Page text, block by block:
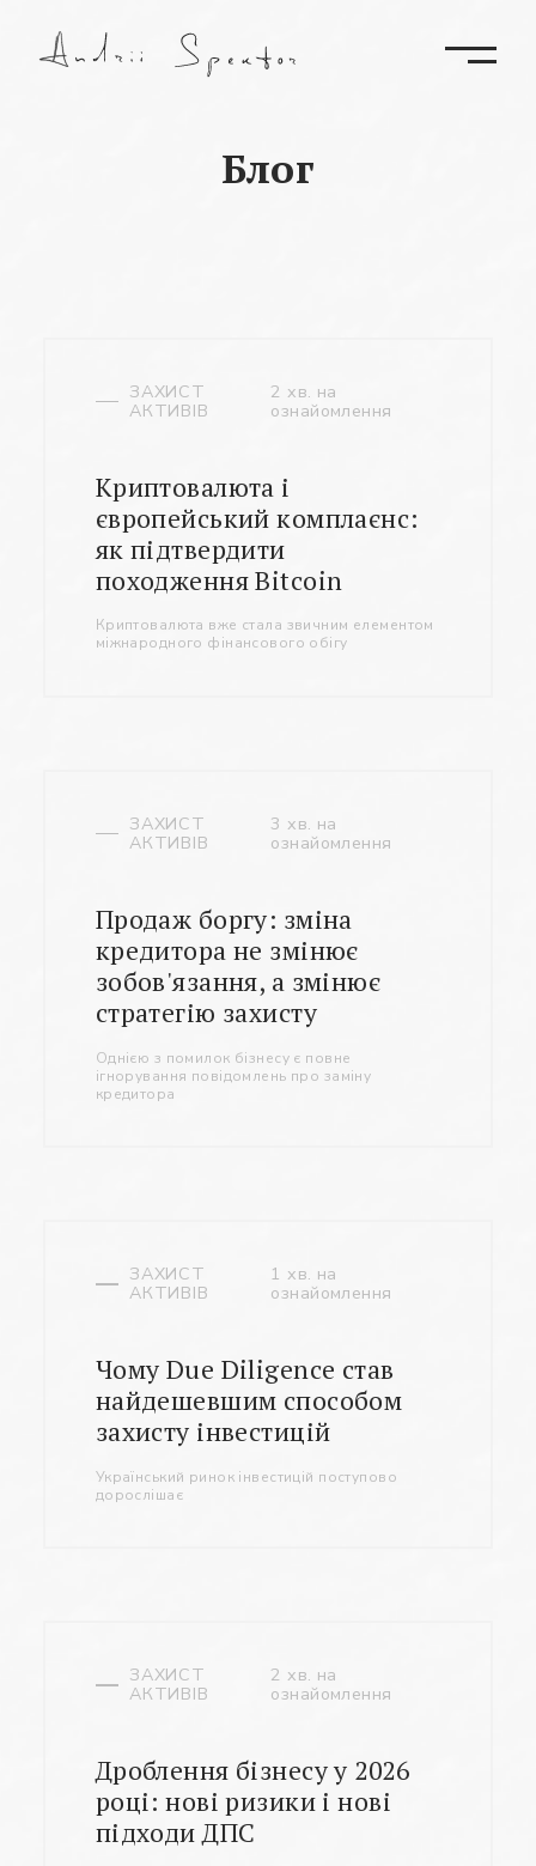
Блог
ЗАХИСТ
АКТИВІВ
2 хв. на
ознайомлення
Криптовалюта і
європейський комплаєнс:
як підтвердити
походження Bitcoin
Криптовалюта вже стала звичним елементом
міжнародного фінансового обігу
ЗАХИСТ
АКТИВІВ
3 хв. на
ознайомлення
Продаж боргу: зміна
кредитора не змінює
зобов'язання, а змінює
стратегію захисту
Однією з помилок бізнесу є повне
ігнорування повідомлень про заміну
кредитора
ЗАХИСТ
АКТИВІВ
1 хв. на
ознайомлення
Чому Due Diligence став
найдешевшим способом
захисту інвестицій
Український ринок інвестицій поступово
дорослішає
ЗАХИСТ
АКТИВІВ
2 хв. на
ознайомлення
Дроблення бізнесу у 2026
році: нові ризики і нові
підходи ДПС